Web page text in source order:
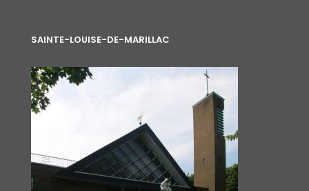
SAINTE-LOUISE-DE-MARILLAC